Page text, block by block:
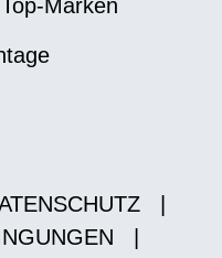
Marken